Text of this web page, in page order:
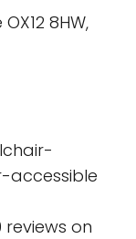
8HW,
accessible
on